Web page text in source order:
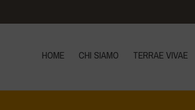
HOME CHI SIAMO TERRAE VIVAE